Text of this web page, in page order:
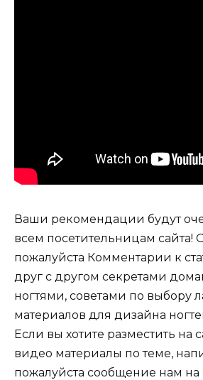
Ваши рекомендации будут
всем посетительницам сайта!
пожалуйста Комментарии к
друг с другом секретами
ногтями, советами по выбору
материалов для дизайна
Если вы хотите разместить на
видео материалы по теме,
пожалуйста сообщение нам на